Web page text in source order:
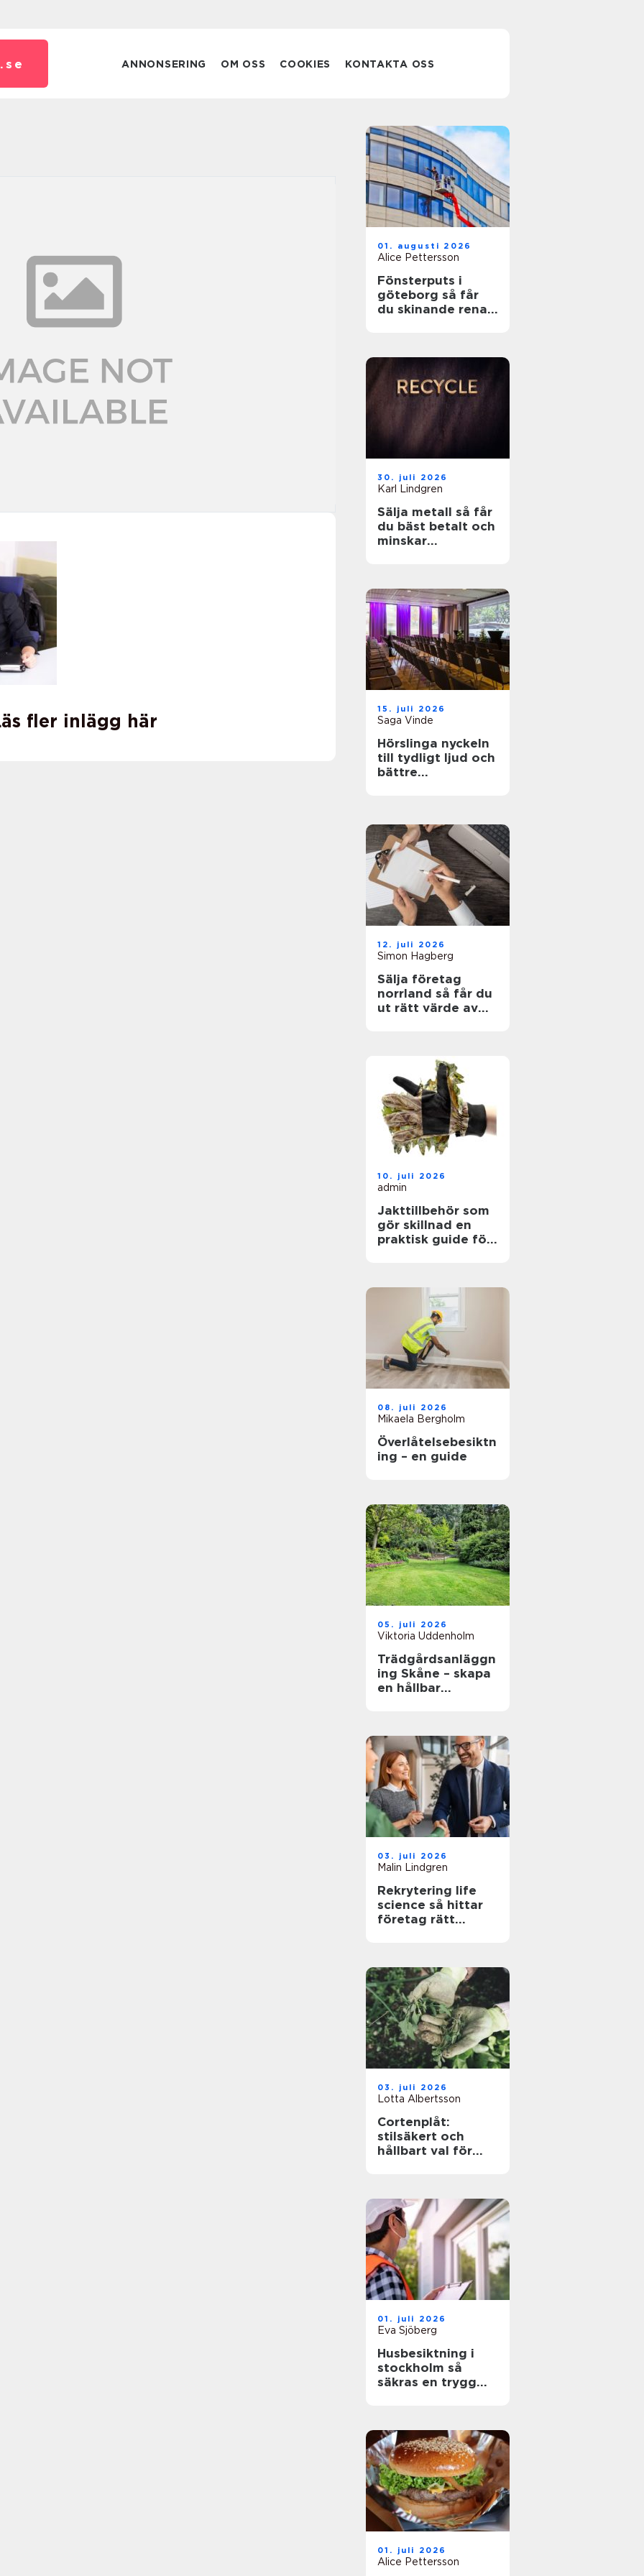
se ANNONSERING OM OSS COOKIES KONTAKTA OSS
fler inlägg här
01. augusti 2026
Alice Pettersson
Fönsterputs i
göteborg så får
du skinande rena
30. juli 2026
Karl Lindgren
Sälja metall så får
du bäst betalt och
minskar
15. juli 2026
Saga Vinde
Hörslinga nyckeln
till tydligt ljud och
bättre
12. juli 2026
Simon Hagberg
Sälja företag
norrland så får du
ut rätt värde av
10. juli 2026
admin
Jakttillbehör som
gör skillnad en
praktisk guide för
08. juli 2026
Mikaela Bergholm
Överlåtelsebesiktn
ing – en guide
05. juli 2026
Viktoria Uddenholm
Trädgårdsanläggn
ing Skåne – skapa
en hållbar
03. juli 2026
Malin Lindgren
Rekrytering life
science så hittar
företag rätt
03. juli 2026
Lotta Albertsson
Cortenplåt:
stilsäkert och
hållbart val för
01. juli 2026
Eva Sjöberg
Husbesiktning i
stockholm så
säkras en trygg
01. juli 2026
Alice Pettersson